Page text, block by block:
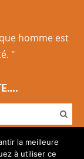
homme est
"
la meilleure
à utiliser ce